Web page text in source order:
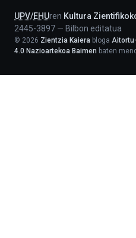
UPV/EHUren Kultura
2445-3897 — Bilbon editatua
© 2026 Zientzia Kaiera bloga
4.0 Nazioartekoa Baimen baten